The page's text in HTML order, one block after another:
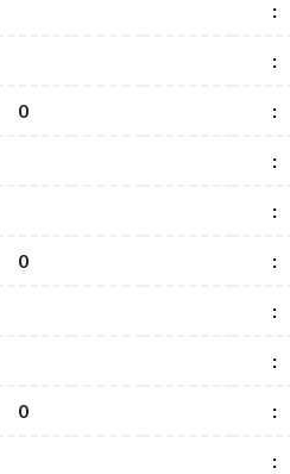
:
:
0 :
:
:
0 :
:
:
0 :
:
:
:
0 :
:
:
0 :
:
:
0 :
: